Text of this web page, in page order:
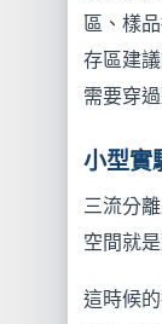
區、樣
存區建
需要穿
小型實
三流分
空間就
這時候